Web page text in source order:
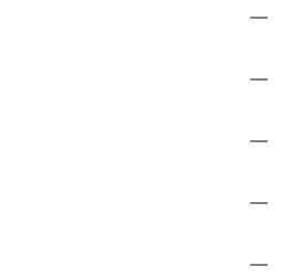
—
—
—
—
—